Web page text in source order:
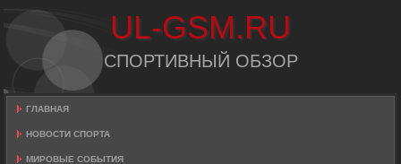
UL-GSM.RU
СПОРТИВНЫЙ ОБЗОР
ГЛАВНАЯ
НОВОСТИ СПОРТА
МИРОВЫЕ СОБЫТИЯ